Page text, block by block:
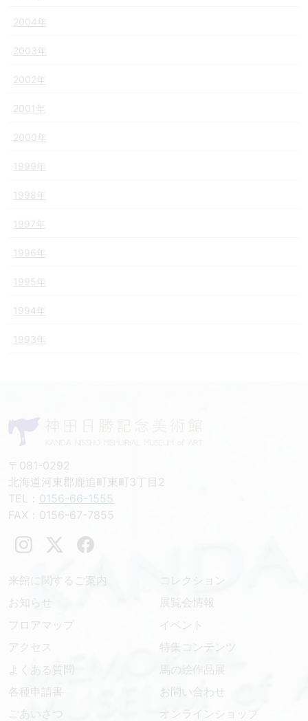
2004年
2003年
2002年
2001年
2000年
1999年
1998年
1997年
1996年
1995年
1994年
1993年
〒081-0292
北海道河東郡鹿追町東町3丁目2
TEL： 0156-66-1555
FAX：0156-67-7855
来館に関するご案内
お知らせ
フロアマップ
アクセス
よくある質問
各種申請書
ごあいさつ
コレクション
展覧会情報
イベント
特集コンテンツ
馬の絵作品展
お問い合わせ
オンラインショップ